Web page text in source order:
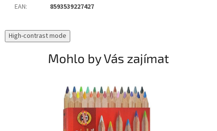
EAN: 8593539227427
High-contrast mode
Mohlo by Vás zajímat